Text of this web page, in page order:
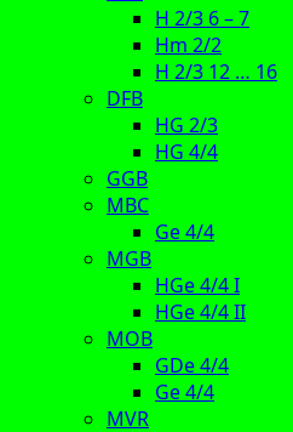
H 2/3 6 – 7
Hm 2/2
H 2/3 12 … 16
DFB
HG 2/3
HG 4/4
GGB
MBC
Ge 4/4
MGB
HGe 4/4 I
HGe 4/4 II
MOB
GDe 4/4
Ge 4/4
MVR